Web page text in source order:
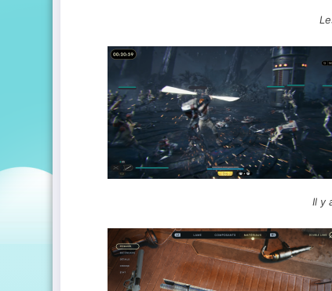
Il y